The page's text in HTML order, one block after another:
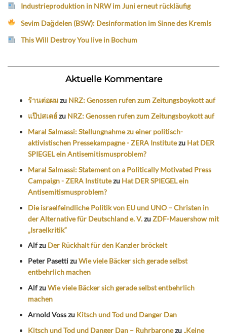
Industrieproduktion in NRW im Juni erneut rückläufig
Sevim Dağdelen (BSW): Desinformation im Sinne des Kremls
This Will Destroy You live in Bochum
Aktuelle Kommentare
ร้านต่อผมzu NRZ: Genossen rufen zum Zeitungsboykott auf
แป๊ปสเตย์zu NRZ: Genossen rufen zum Zeitungsboykott auf
Maral Salmassi: Stellungnahme zu einer politisch-
aktivistischen Pressekampagne - ZERA Institutezu Hat DER
SPIEGEL ein Antisemitismusproblem?
Maral Salmassi: Statement on a Politically Motivated Press
Campaign - ZERA Institutezu Hat DER SPIEGEL ein
Antisemitismusproblem?
Die israelfeindliche Politik von EU und UNO – Christen in
der Alternative für Deutschland e. V.zuZDF-Mauershow mit
„Israelkritik“
Alfzu Der Rückhalt für den Kanzler bröckelt
Peter PasettizuWie viele Bäcker sich gerade selbst
entbehrlich machen
AlfzuWie viele Bäcker sich gerade selbst entbehrlich
machen
Arnold Vosszu Kitsch und Tod und Danger Dan
Kitsch und Tod und Danger Dan – Ruhrbaronezu „Keine